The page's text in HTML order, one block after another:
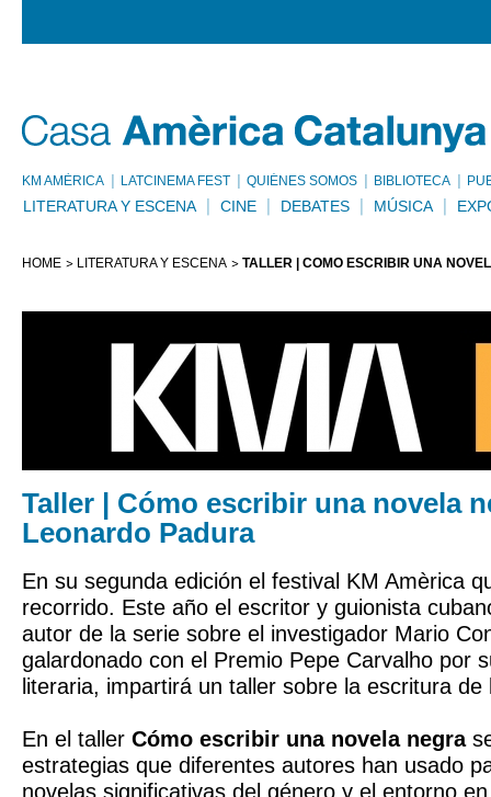
KM AMÈRICA LATCINEMA FEST QUIÉNES SOMOS BIBLIOTECA
LITERATURA Y ESCENA CINE DEBATES MÚSICA
HOME LITERATURA Y ESCENA TALLER | CÓMO ESCRIBIR UNA
Taller | Cómo escribir una novela
Leonardo Padura
En su segunda edición el festival KM Amèrica
recorrido. Este año el escritor y guionista
autor de la serie sobre el investigador Mario
galardonado con el Premio Pepe Carvalho por
literaria, impartirá un taller sobre la escritura de
En el taller Cómo escribir una novela negra
estrategias que diferentes autores han usado
novelas significativas del género y el entorno